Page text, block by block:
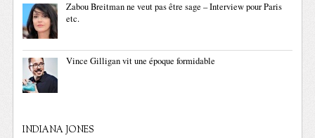
Zabou Breitman ne veut pas être sage – Interview pour Paris
etc.
Vince Gilligan vit une époque formidable
INDIANA JONES